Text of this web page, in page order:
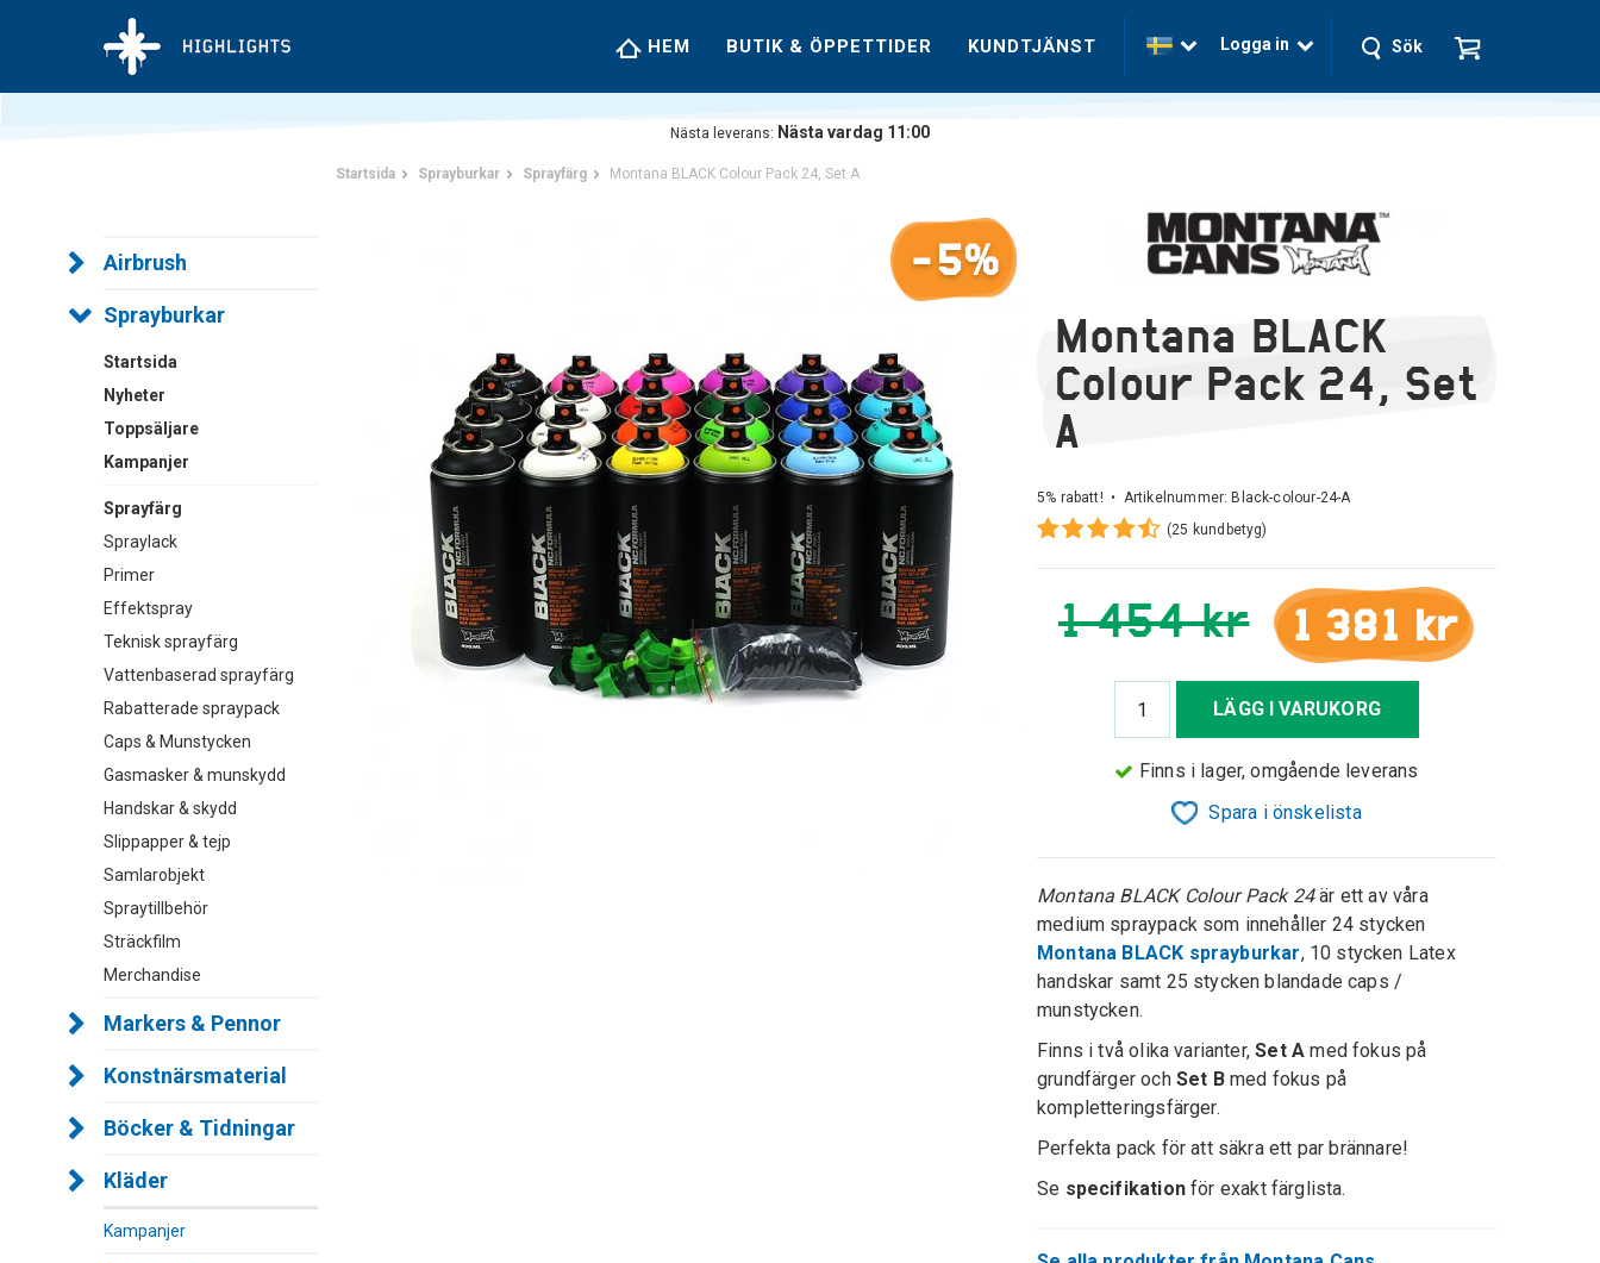
HEM BUTIK & ÖPPETTIDER KUNDTJÄNST Logga in Sök
Nästa leverans: Nästa vardag 11:00
Airbrush
Sprayburkar
Startsida
Nyheter
Toppsäljare
Kampanjer
Sprayfärg
Spraylack
Primer
Effektspray
Teknisk sprayfärg
Vattenbaserad sprayfärg
Rabatterade spraypack
Caps & Munstycken
Gasmasker & munskydd
Handskar & skydd
Slippapper & tejp
Samlarobjekt
Spraytillbehör
Sträckfilm
Merchandise
Markers & Pennor
Konstnärsmaterial
Böcker & Tidningar
Kläder
Kampanjer
Startsida Sprayburkar Sprayfärg Montana BLACK Colour Pack 24, Set A
-5%
Montana BLACK
Colour Pack 24, Set
A
5% rabatt! • Artikelnummer: Black-colour-24-A
(25 kundbetyg)
1 454 kr 1 381 kr
LÄGG I VARUKORG
Finns i lager, omgående leverans
Spara i önskelista
Montana BLACK Colour Pack 24är ett av våra
medium spraypack som innehåller 24 stycken
Montana BLACK sprayburkar, 10 stycken Latex
handskar samt 25 stycken blandade caps /
munstycken.
Finns i två olika varianter,Set A med fokus på
grundfärger och Set Bmed fokus på
kompletteringsfärger.
Perfekta pack för att säkra ett par brännare!
Se specifikationför exakt färglista.